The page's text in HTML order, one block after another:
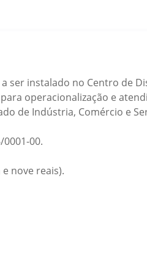
ser instalado no Centro de
para operacionalização e
de Indústria, Comércio e
0001-00.
nove reais).